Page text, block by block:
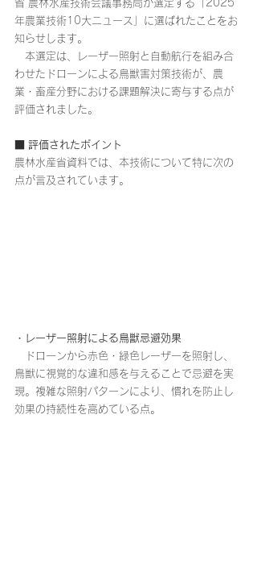
省 農林水産技術会議事務局が選定する「2025
年農業技術10大ニュース」に選ばれたことをお
知らせします。
本選定は、レーザー照射と自動航行を組み合
わせたドローンによる鳥獣害対策技術が、農
業・畜産分野における課題解決に寄与する点が
評価されました。
■ 評価されたポイント
農林水産省資料では、本技術について特に次の
点が言及されています。
・レーザー照射による鳥獣忌避効果
ドローンから赤色・緑色レーザーを照射し、
鳥獣に視覚的な違和感を与えることで忌避を実
現。複雑な照射パターンにより、慣れを防止し
効果の持続性を高めている点。